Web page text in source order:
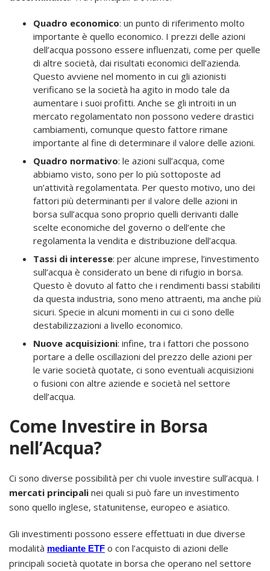
Quadro economico: un punto di riferimento molto
importante è quello economico. I prezzi delle azioni
dell’acqua possono essere influenzati, come per quelle
di altre società, dai risultati economici dell’azienda.
Questo avviene nel momento in cui gli azionisti
verificano se la società ha agito in modo tale da
aumentare i suoi profitti. Anche se gli introiti in un
mercato regolamentato non possono vedere drastici
cambiamenti, comunque questo fattore rimane
importante al fine di determinare il valore delle azioni.
Quadro normativo: le azioni sull’acqua, come
abbiamo visto, sono per lo più sottoposte ad
un’attività regolamentata. Per questo motivo, uno dei
fattori più determinanti per il valore delle azioni in
borsa sull’acqua sono proprio quelli derivanti dalle
scelte economiche del governo o dell’ente che
regolamenta la vendita e distribuzione dell’acqua.
Tassi di interesse: per alcune imprese, l’investimento
sull’acqua è considerato un bene di rifugio in borsa.
Questo è dovuto al fatto che i rendimenti bassi stabiliti
da questa industria, sono meno attraenti, ma anche più
sicuri. Specie in alcuni momenti in cui ci sono delle
destabilizzazioni a livello economico.
Nuove acquisizioni: infine, tra i fattori che possono
portare a delle oscillazioni del prezzo delle azioni per
le varie società quotate, ci sono eventuali acquisizioni
o fusioni con altre aziende e società nel settore
dell’acqua.
Come Investire in Borsa
nell’Acqua?
Ci sono diverse possibilità per chi vuole investire sull’acqua. I
mercati principali nei quali si può fare un investimento
sono quello inglese, statunitense, europeo e asiatico.
Gli investimenti possono essere effettuati in due diverse
modalità mediante ETF o con l’acquisto di azioni delle
principali società quotate in borsa che operano nel settore